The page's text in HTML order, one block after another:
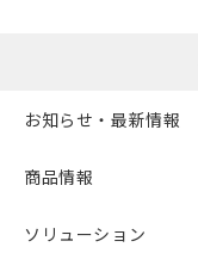
お知らせ・最新情報
商品情報
ソリューション